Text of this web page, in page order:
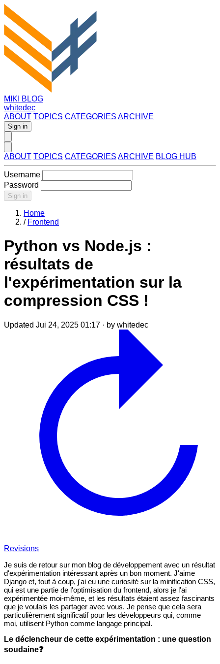
MIKI BLOG
whitedec
ABOUT TOPICS CATEGORIES ARCHIVE
Sign in
ABOUT TOPICS CATEGORIES ARCHIVE BLOG HUB
Username
Password
Sign in
Home
/ Frontend
Python vs Node.js :
résultats de
l'expérimentation sur la
compression CSS !
Updated Jui 24, 2025 01:17 · by whitedec
Revisions
Je suis de retour sur mon blog de développement avec un résultat
d'expérimentation intéressant après un bon moment. J'aime
Django et, tout à coup, j'ai eu une curiosité sur la minification CSS,
qui est une partie de l'optimisation du frontend, alors je l'ai
expérimentée moi-même, et les résultats étaient assez fascinants
que je voulais les partager avec vous. Je pense que cela sera
particulièrement significatif pour les développeurs qui, comme
moi, utilisent Python comme langage principal.
Le déclencheur de cette expérimentation : une question
soudaine❓